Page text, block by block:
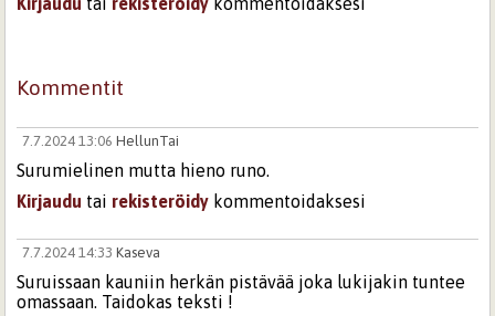
Kommentit
7.7.2024 13:06 HellunTai
Surumielinen mutta hieno runo.
Kirjaudu tai rekisteröidy kommentoidaksesi
7.7.2024 14:33 Kaseva
Suruissaan kauniin herkän pistävää joka lukijakin tuntee
omassaan. Taidokas teksti !